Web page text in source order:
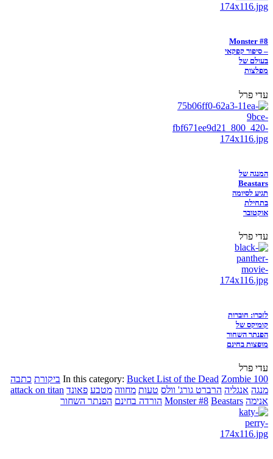
Monster #8
– סיפור קפקאי
בעולם של
מפלצות
עדי פרל
המנגה של
Beastars
תגיע לסיומה
בתחילת
אוקטובר
עדי פרל
לזכרו: חוברות
קומיקס של
הפנתר השחור
מופצות בחינם
עדי פרל
In this category: Bucket List of the Dead Zombie 100 ביקורת כתבה
מנגה אנגליה הרברט גורג' וולס טעות מחווה מטבע פאונד attack on titan
אנימה
Monster #8 Beastars הורדה בחינם הפנתר השחור